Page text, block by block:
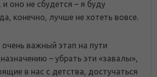
и оно не сбудется – я буду
конечно, лучше не хотеть вовсе.
важный этап на пути
– убрать эти «завалы»,
в нас с детства, достучаться